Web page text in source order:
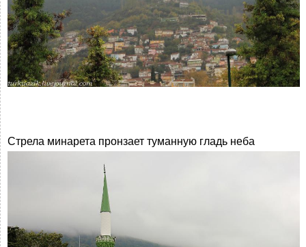
Стрела минарета пронзает туманную гладь неба